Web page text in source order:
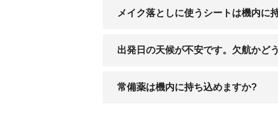
メイク落としに使うシートは機内に
メイク落としシートは、手荷物として機
出発日の天候が不安です。欠航かど
出発直前に確定することもあります。早
せください。
常備薬は機内に持ち込めますか?